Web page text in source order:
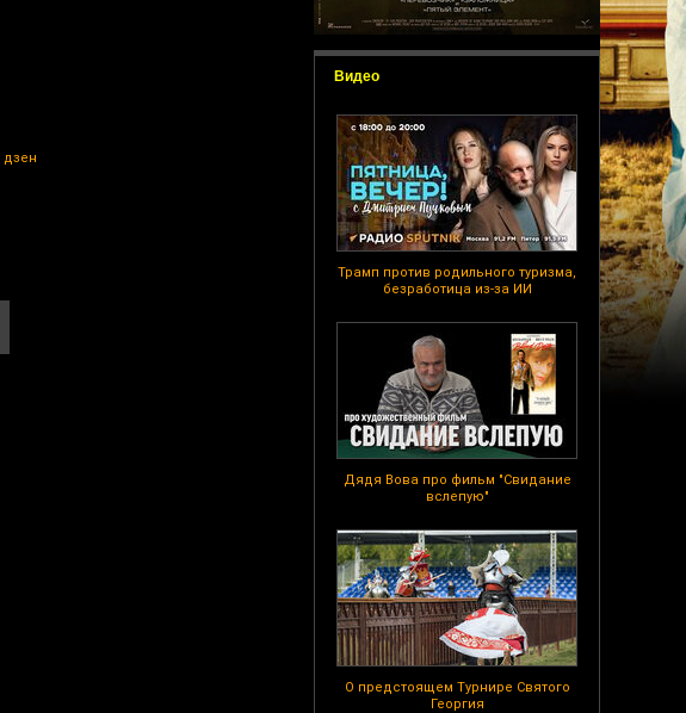
Видео
Трамп против родильного туризма,
безработица из-за ИИ
Дядя Вова про фильм "Свидание
вслепую"
О предстоящем Турнире Святого
Георгия
дзен